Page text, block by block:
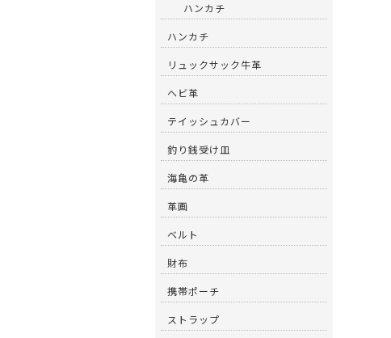
ハンカチ
ハンカチ
リュックサック牛革
ヘビ革
テイッシュカバー
釣り銭受け皿
海亀の革
革画
ベルト
財布
携帯ポーチ
ストラップ